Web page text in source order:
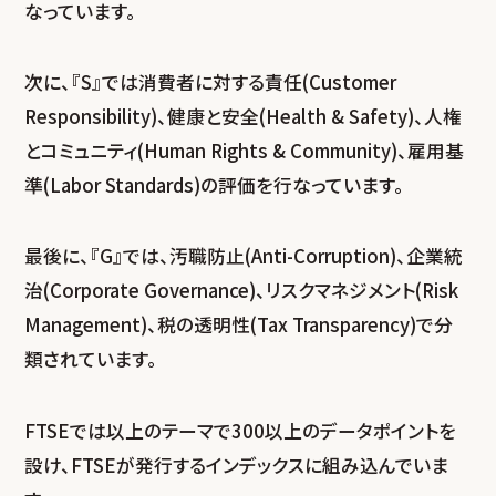
なっています。
次に、『S』では消費者に対する責任(Customer
Responsibility)、健康と安全(Health & Safety)、人権
とコミュニティ(Human Rights & Community)、雇用基
準(Labor Standards)の評価を行なっています。
最後に、『G』では、汚職防止(Anti-Corruption)、企業統
治(Corporate Governance)、リスクマネジメント(Risk
Management)、税の透明性(Tax Transparency)で分
類されています。
FTSEでは以上のテーマで300以上のデータポイントを
設け、FTSEが発行するインデックスに組み込んでいま